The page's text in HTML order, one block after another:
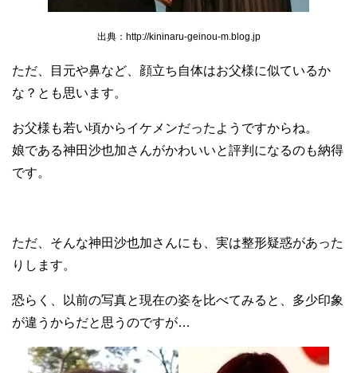
出典：http://kininaru-geinou-m.blog.jp
ただ、目元や鼻など、顔立ち自体はお父様に似ているか
な？とも思います。
お父様も若い頃からイケメンだったようですからね。
娘である神田沙也加さんがかわいいと評判になるのも納得
です。
ただ、そんな神田沙也加さんにも、実は整形疑惑があった
りします。
恐らく、以前の写真と現在の姿を比べてみると、多少印象
が違うからだと思うのですが…